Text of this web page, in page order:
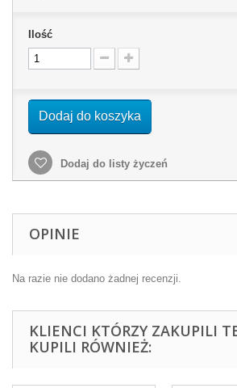
Ilość
Dodaj do koszyka
Dodaj do listy życzeń
OPINIE
Na razie nie dodano żadnej recenzji.
KLIENCI KTÓRZY ZAKUPILI
KUPILI RÓWNIEŻ: